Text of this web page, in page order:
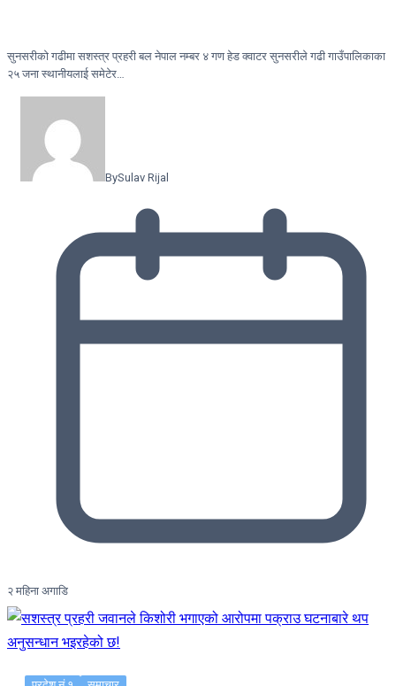
सुनसरीकाे गढीमा सशस्त्र प्रहरी बल नेपाल नम्बर ४ गण हेड क्वाटर सुनसरीले गढी गाउँपालिकाका
२५ जना स्थानीयलाई समेटेर…
BySulav Rijal
२ महिना अगाडि